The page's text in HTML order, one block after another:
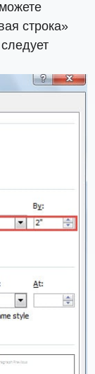
строка»